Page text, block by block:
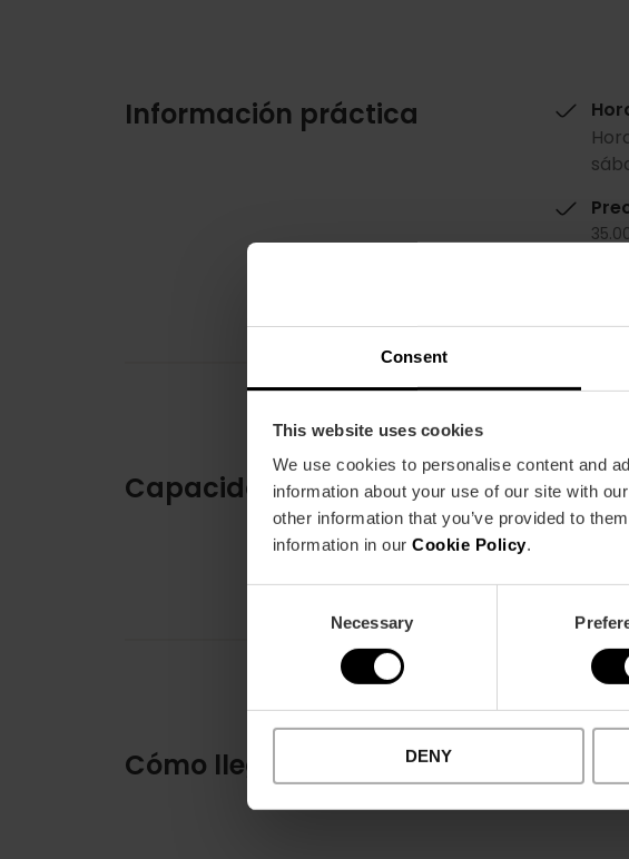
Consent
This website uses cookies
We use cookies to personalise content and
information about your use of our site with
other information that you’ve provided to
information in our Cookie Policy.
Necessary
DENY
Información práctica
Capacidad
30
Cómo llegar
6,14,